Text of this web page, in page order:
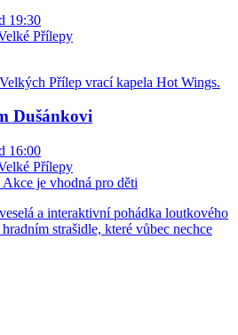
19:30
Přílepy
Přílep vrací kapela Hot Wings.
Dušánkovi
16:00
Přílepy
Akce je vhodná pro děti
a interaktivní pohádka loutkového
strašidle, které vůbec nechce